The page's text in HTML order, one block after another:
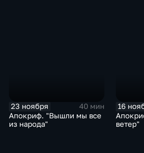
23 ноября
40 мин
Апокриф. "Вышли мы все
из народа"
16
ветер"